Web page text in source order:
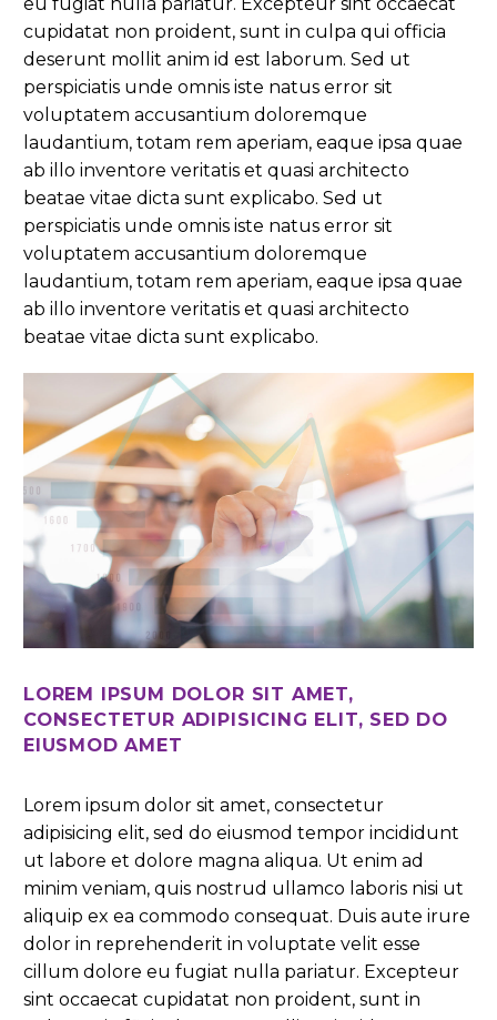
cupidatat non proident, sunt in culpa qui officia
deserunt mollit anim id est laborum. Sed ut
perspiciatis unde omnis iste natus error sit
voluptatem accusantium doloremque
laudantium, totam rem aperiam, eaque ipsa quae
ab illo inventore veritatis et quasi architecto
beatae vitae dicta sunt explicabo. Sed ut
perspiciatis unde omnis iste natus error sit
voluptatem accusantium doloremque
laudantium, totam rem aperiam, eaque ipsa quae
ab illo inventore veritatis et quasi architecto
beatae vitae dicta sunt explicabo.
LOREM IPSUM DOLOR SIT AMET,
CONSECTETUR ADIPISICING ELIT, SED DO
EIUSMOD AMET
Lorem ipsum dolor sit amet, consectetur
adipisicing elit, sed do eiusmod tempor incididunt
ut labore et dolore magna aliqua. Ut enim ad
minim veniam, quis nostrud ullamco laboris nisi ut
aliquip ex ea commodo consequat. Duis aute irure
dolor in reprehenderit in voluptate velit esse
cillum dolore eu fugiat nulla pariatur. Excepteur
sint occaecat cupidatat non proident, sunt in